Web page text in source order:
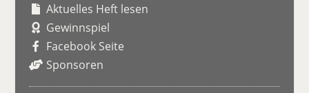
Aktuelles Heft lesen
Gewinnspiel
Facebook Seite
Sponsoren